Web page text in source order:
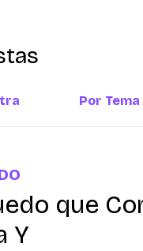
Por Tema
que
Y